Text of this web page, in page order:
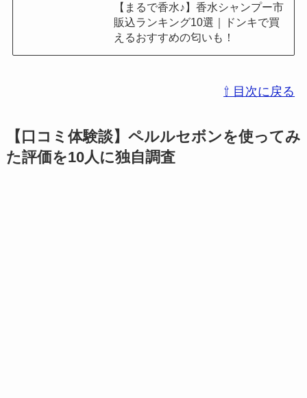
【まるで香水♪】香水シャンプー市
販込ランキング10選｜ドンキで買
えるおすすめの匂いも！
⇧ 目次に戻る
【口コミ体験談】ペルルセボンを使ってみ
た評価を10人に独自調査